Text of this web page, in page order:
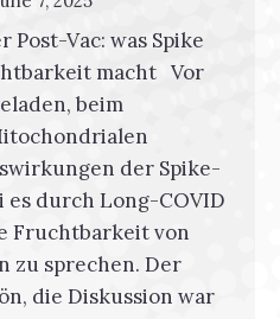
Post-Vac: was Spike
macht Vor
beim
der Spike-
es durch Long-COVID
Fruchtbarkeit von
zu sprechen. Der
die Diskussion war